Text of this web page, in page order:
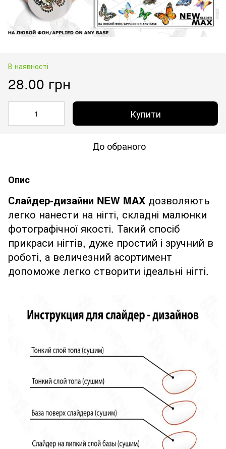
В наявності
28.00 грн
Купити
До обраного
Опис
Слайдер-дизайни NEW MAX дозволяють
легко нанести на нігті, складні малюнки
фотографічної якості. Такий спосіб
прикраси нігтів, дуже простий і зручний в
роботі, а величезний асортимент
допоможе легко створити ідеальні нігті.